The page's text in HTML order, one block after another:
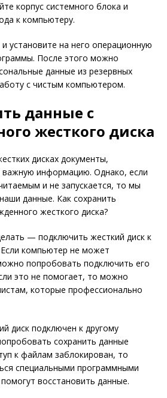
корпус системного блока и
к компьютеру.
установите на него операционную
После этого можно
данные из резервных
с чистым компьютером.
данные с
жесткого диска
дисках документы,
информацию. Однако, если
и не запускается, то мы
данные. Как сохранить
жесткого диска?
— подключить жесткий диск к
компьютер не может
попробовать подключить его
это не помогает, то можно
которые профессионально
диск подключен к другому
сохранить данные
к файлам заблокирован, то
специальными программными
восстановить данные.